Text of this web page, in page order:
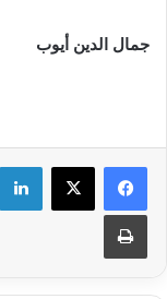
جمال الدين أيوب
طباعة